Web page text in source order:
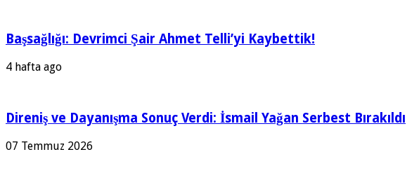
Başsağlığı: Devrimci Şair Ahmet Telli’yi Kaybettik!
4 hafta ago
Direniş ve Dayanışma Sonuç Verdi: İsmail Yağan Serbest Bırakıldı
07 Temmuz 2026